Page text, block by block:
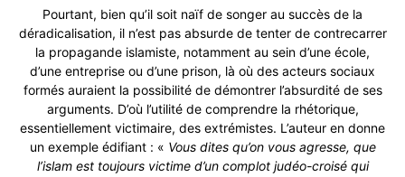
Pourtant, bien qu’il soit naïf de songer au succès de la
déradicalisation, il n’est pas absurde de tenter de contrecarrer
la propagande islamiste, notamment au sein d’une école,
d’une entreprise ou d’une prison, là où des acteurs sociaux
formés auraient la possibilité de démontrer l’absurdité de ses
arguments. D’où l’utilité de comprendre la rhétorique,
essentiellement victimaire, des extrémistes. L’auteur en donne
un exemple édifiant : « Vous dites qu’on vous agresse, que
l’islam est toujours victime d’un complot judéo-croisé qui